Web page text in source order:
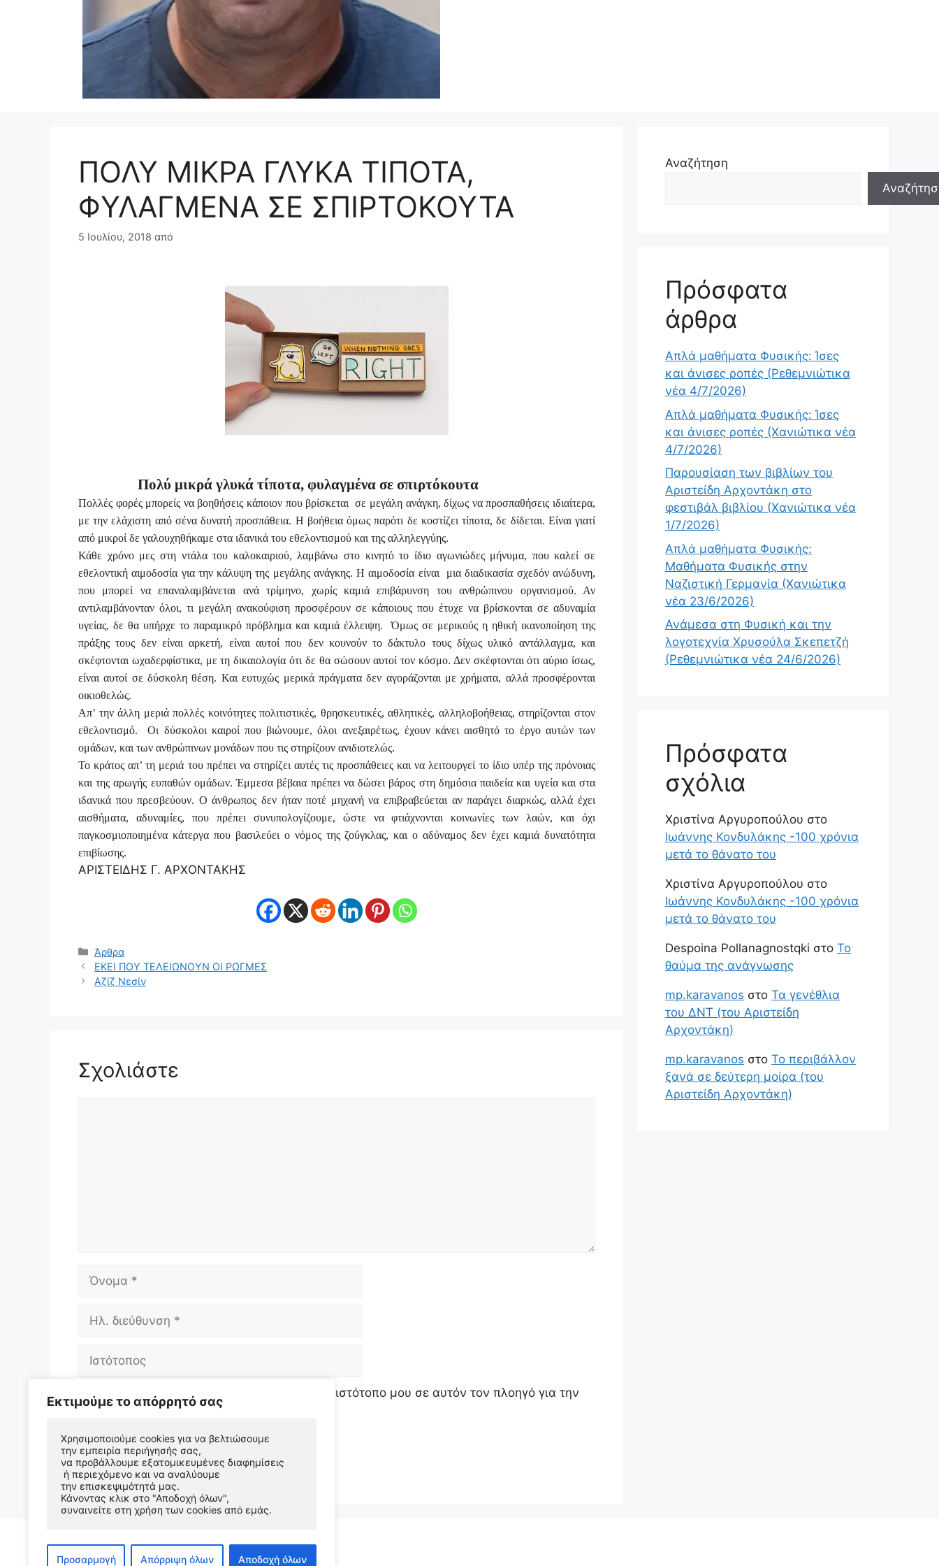
Εκτιμούμε το απόρρητό σας
Χρησιμοποιούμε cookies για να βελτιώσουμε
την εμπειρία περιήγησής σας,
να προβάλλουμε εξατομικευμένες διαφημίσεις
ή περιεχόμενο και να αναλύουμε
την επισκεψιμότητά μας.
Κάνοντας κλικ στο "Αποδοχή όλων",
συναινείτε στη χρήση των cookies από εμάς.
Προσαρμογή Απόρριψη όλων Αποδοχή όλων
ΠΟΛΥ ΜΙΚΡΑ ΓΛΥΚΑ ΤΙΠΟΤΑ,
ΦΥΛΑΓΜΕΝΑ ΣΕ ΣΠΙΡΤΟΚΟΥΤΑ
5 Ιουλίου, 2018 από
Πολύ μικρά γλυκά τίποτα, φυλαγμένα σε σπιρτόκουτα
Πολλές φορές μπορείς να βοηθήσεις κάποιον που βρίσκεται
σε μεγάλη ανάγκη, δίχως να προσπαθήσεις ιδιαίτερα,
με την ελάχιστη από σένα δυνατή προσπάθεια. Η βοήθεια όμως παρότι δε κοστίζει τίποτα, δε δίδεται. Είναι γιατί
από μικροί δε γαλουχηθήκαμε στα ιδανικά του εθελοντισμού και της αλληλεγγύης.
Κάθε χρόνο μες στη ντάλα του καλοκαιριού, λαμβάνω στο κινητό το ίδιο αγωνιώδες μήνυμα, που καλεί σε
εθελοντική αιμοδοσία για την κάλυψη της μεγάλης ανάγκης. Η αιμοδοσία είναι
μια διαδικασία σχεδόν ανώδυνη,
που μπορεί να επαναλαμβάνεται ανά τρίμηνο, χωρίς καμιά επιβάρυνση του ανθρώπινου οργανισμού. Αν
αντιλαμβάνονταν όλοι, τι μεγάλη ανακούφιση προσφέρουν σε κάποιους που έτυχε να βρίσκονται σε αδυναμία
υγείας, δε θα υπήρχε το παραμικρό πρόβλημα και καμιά έλλειψη.
Όμως σε μερικούς η ηθική ικανοποίηση της
πράξης τους δεν είναι αρκετή, είναι αυτοί που δεν κουνούν το δάκτυλο τους δίχως υλικό αντάλλαγμα, και
σκέφτονται ωχαδερφίστικα, με τη δικαιολογία ότι δε θα σώσουν αυτοί τον κόσμο. Δεν σκέφτονται ότι αύριο ίσως,
είναι αυτοί σε δύσκολη θέση. Και ευτυχώς μερικά πράγματα δεν αγοράζονται με χρήματα, αλλά προσφέρονται
οικιοθελώς.
Απ’ την άλλη μεριά πολλές κοινότητες πολιτιστικές, θρησκευτικές, αθλητικές, αλληλοβοήθειας, στηρίζονται στον
εθελοντισμό.
Οι δύσκολοι καιροί που βιώνουμε, όλοι ανεξαιρέτως, έχουν κάνει αισθητό το έργο αυτών των
ομάδων, και των ανθρώπινων μονάδων που τις στηρίζουν ανιδιοτελώς.
Το κράτος απ’ τη μεριά του πρέπει να στηρίζει αυτές τις προσπάθειες και να λειτουργεί το ίδιο υπέρ της πρόνοιας
και της αρωγής ευπαθών ομάδων. Έμμεσα βέβαια πρέπει να δώσει βάρος στη δημόσια παιδεία και υγεία και στα
ιδανικά που πρεσβεύουν. Ο άνθρωπος δεν ήταν ποτέ μηχανή να επιβραβεύεται αν παράγει διαρκώς, αλλά έχει
αισθήματα, αδυναμίες, που πρέπει συνυπολογίζουμε, ώστε να φτιάχνονται κοινωνίες των λαών, και όχι
παγκοσμιοποιημένα κάτεργα που βασιλεύει ο νόμος της ζούγκλας, και ο αδύναμος δεν έχει καμιά δυνατότητα
επιβίωσης.
ΑΡΙΣΤΕΙΔΗΣ Γ. ΑΡΧΟΝΤΑΚΗΣ
Κατηγορίες
Άρθρα
ΕΚΕΙ ΠΟΥ ΤΕΛΕΙΩΝΟΥΝ ΟΙ ΡΩΓΜΕΣ
Αζίζ Νεσίν
Σχολιάστε
διεύθυνση
Αποθήκευσε το όνομά μου, email, και τον ιστότοπο μου σε αυτόν τον πλοηγό για την
επόμενη φορά που θα σχολιάσω.
Αναζήτηση
Πρόσφατα
άρθρα
Απλά μαθήματα Φυσικής: Ίσες
και άνισες ροπές (Ρεθεμνιώτικα
νέα 4/7/2026)
Απλά μαθήματα Φυσικής: Ίσες
και άνισες ροπές (Χανιώτικα νέα
4/7/2026)
Παρουσίαση των βιβλίων του
Αριστείδη Αρχοντάκη στο
φεστιβάλ βιβλίου (Χανιώτικα νέα
1/7/2026)
Απλά μαθήματα Φυσικής:
Μαθήματα Φυσικής στην
Ναζιστική Γερμανία (Χανιώτικα
νέα 23/6/2026)
Ανάμεσα στη Φυσική και την
λογοτεχνία Χρυσούλα Σκεπετζή
(Ρεθεμνιώτικα νέα 24/6/2026)
Πρόσφατα
σχόλια
Χριστίνα Αργυροπούλου στο
Ιωάννης Κονδυλάκης -100 χρόνια
μετά το θάνατο του
Χριστίνα Αργυροπούλου στο
Ιωάννης Κονδυλάκης -100 χρόνια
μετά το θάνατο του
Despoina Pollanagnostqki στο Το
θαύμα της ανάγνωσης
mp.karavanos στο Τα γενέθλια
του ΔΝΤ (του Αριστείδη
Αρχοντάκη)
mp.karavanos στο Το περιβάλλον
ξανά σε δεύτερη μοίρα (του
Αριστείδη Αρχοντάκη)